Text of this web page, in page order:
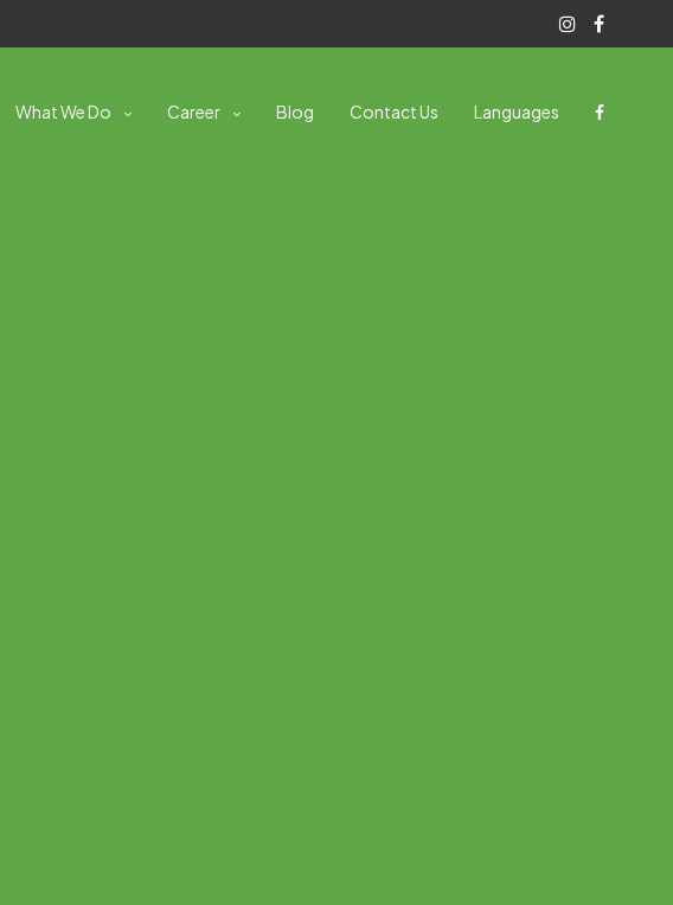
What We Do Career Blog Contact Us Languages